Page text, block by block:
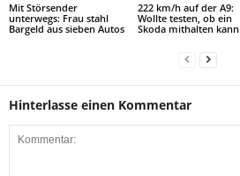
Mit Störsender
unterwegs: Frau stahl
Bargeld aus sieben Autos
222 km/h auf der A9:
Wollte testen, ob ein
Skoda mithalten kann
Hinterlasse einen Kommentar